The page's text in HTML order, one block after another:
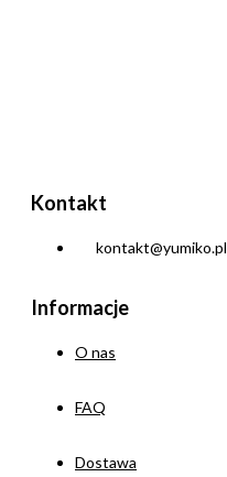
Kontakt
kontakt@yumiko.pl
Informacje
O nas
FAQ
Dostawa